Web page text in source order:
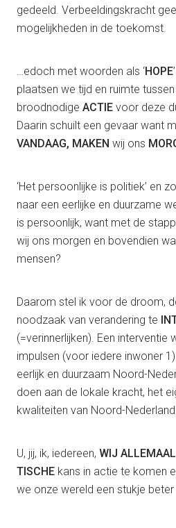
gedeeld. Verbeeldingskracht
mogelijkheden in de toekomst.
…edoch met woorden als ‘HOPE
plaatsen we tijd en ruimte tussen
broodnodige ACTIE voor deze
Daarin schuilt een gevaar want
VANDAAG, MAKEN wij ons
‘Het persoonlijke is politiek’ en
naar een eerlijke en duurzame
is persoonlijk, want met de
wij ons morgen en bovendien
mensen?
Daarom stel ik voor de droom,
noodzaak van verandering te
(=verinnerlijken). Een interventie
impulsen (voor iedere inwoner
eerlijk en duurzaam Noord-
doen aan de lokale kracht, het
kwaliteiten van Noord-
U, jij, ik, iedereen, WIJ ALLEMAAL
TISCHE kans in actie te komen
we onze wereld een stukje beter